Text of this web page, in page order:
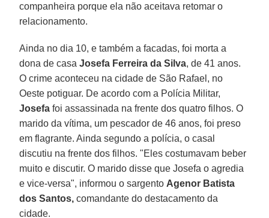
companheira porque ela não aceitava retomar o
relacionamento.
Ainda no dia 10, e também a facadas, foi morta a
dona de casa Josefa Ferreira da Silva, de 41 anos.
O crime aconteceu na cidade de São Rafael, no
Oeste potiguar. De acordo com a Polícia Militar,
Josefa foi assassinada na frente dos quatro filhos. O
marido da vítima, um pescador de 46 anos, foi preso
em flagrante. Ainda segundo a polícia, o casal
discutiu na frente dos filhos. "Eles costumavam beber
muito e discutir. O marido disse que Josefa o agredia
e vice-versa", informou o sargento Agenor Batista
dos Santos, comandante do destacamento da
cidade.